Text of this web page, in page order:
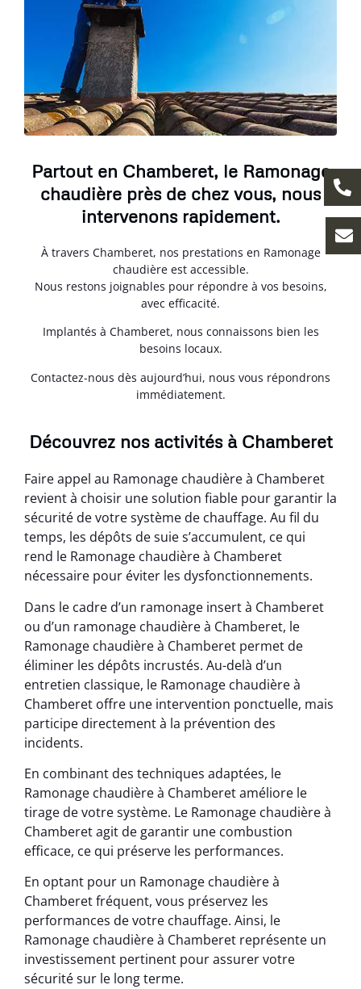
Partout en Chamberet, le Ramonage
chaudière près de chez vous, nous
intervenons rapidement.
À travers Chamberet, nos prestations en Ramonage
chaudière est accessible.
Nous restons joignables pour répondre à vos besoins,
avec efficacité.
Implantés à Chamberet, nous connaissons bien les
besoins locaux.
Contactez-nous dès aujourd’hui, nous vous répondrons
immédiatement.
Découvrez nos activités à Chamberet
Faire appel au Ramonage chaudière à Chamberet
revient à choisir une solution fiable pour garantir la
sécurité de votre système de chauffage. Au fil du
temps, les dépôts de suie s’accumulent, ce qui
rend le Ramonage chaudière à Chamberet
nécessaire pour éviter les dysfonctionnements.
Dans le cadre d’un ramonage insert à Chamberet
ou d’un ramonage chaudière à Chamberet, le
Ramonage chaudière à Chamberet permet de
éliminer les dépôts incrustés. Au-delà d’un
entretien classique, le Ramonage chaudière à
Chamberet offre une intervention ponctuelle, mais
participe directement à la prévention des
incidents.
En combinant des techniques adaptées, le
Ramonage chaudière à Chamberet améliore le
tirage de votre système. Le Ramonage chaudière à
Chamberet agit de garantir une combustion
efficace, ce qui préserve les performances.
En optant pour un Ramonage chaudière à
Chamberet fréquent, vous préservez les
performances de votre chauffage. Ainsi, le
Ramonage chaudière à Chamberet représente un
investissement pertinent pour assurer votre
sécurité sur le long terme.